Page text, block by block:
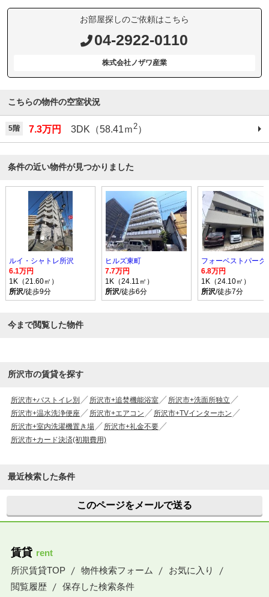
お部屋探しのご依頼はこちら
04-2922-0110
株式会社ノザワ産業
こちらの物件の空室状況
5階 7.3万円 3DK（58.41ｍ2）
条件の近い物件が見つかりました
ルイ・シャトレ所沢
6.1万円
1K（21.60㎡）
所沢/徒歩9分
ヒルズ東町
7.7万円
1K（24.11㎡）
所沢/徒歩6分
フォーベストパーク
6.8万円
1K（24.10㎡）
所沢/徒歩7分
今まで閲覧した物件
所沢市の賃貸を探す
所沢市+バストイレ別 所沢市+追焚機能浴室
所沢市+洗面所独立
所沢市+温水洗浄便座
所沢市+エアコン
所沢市+TVインターホン
所沢市+室内洗濯機置き場
所沢市+礼金不要
所沢市+カード決済(初期費用)
最近検索した条件
このページをメールで送る
賃貸 rent
所沢賃貸TOP
物件検索フォーム
お気に入り
閲覧履歴
保存した検索条件